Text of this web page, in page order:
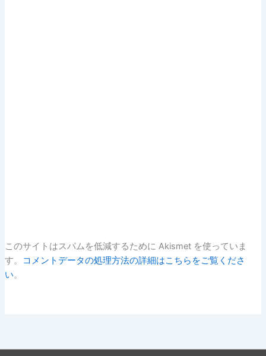
このサイトはスパムを低減するために Akismet を使っていま
す。
コメントデータの処理方法の詳細はこちらをご覧くださ
い。